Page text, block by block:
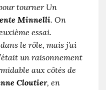
tourner Un
Minnelli. On
essai.
le rôle, mais j’ai
un raisonnement
aux côtés de
Cloutier, en